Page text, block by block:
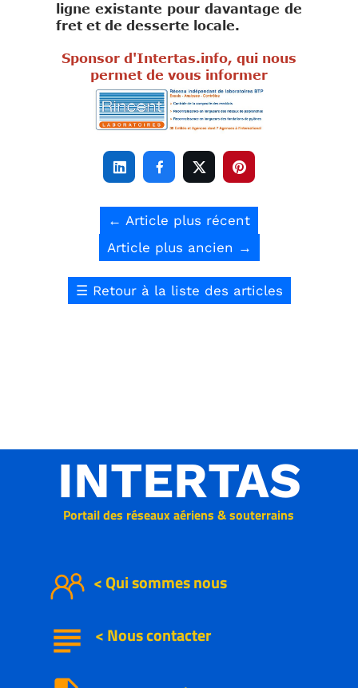
subject
INTERTAS
<Nouscontacter
< Qui sommes nous
Portail des réseaux aériens & souterrains
ligne existante pour davantage de
fret et de desserte locale.
Sponsor d'Intertas.info, qui nous
permet de vous informer
   
← Article plus récent
Article plus ancien →
☰ Retour à la liste des articles